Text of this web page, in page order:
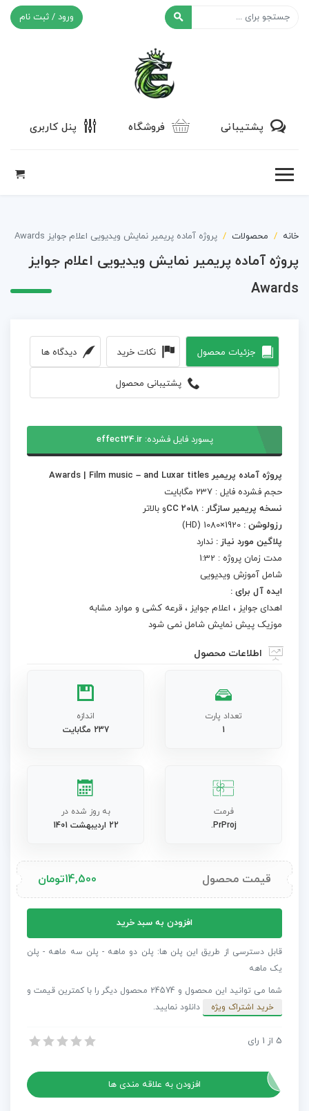
ورود / ثبت نام
پشتیبانی فروشگاه پنل کاربری
خانه محصولات پروژه آماده پریمیر نمایش ویدیویی اعلام جوایز Awards
پروژه آماده پریمیر نمایش ویدیویی اعلام جوایز
Awards
جزئیات محصول نکات خرید دیدگاه ها
پشتیبانی محصول
پسورد فایل فشرده:effect24.ir
پروژه آماده پریمیر Awards | Film music – and Luxar titles
حجم فشرده فایل : 237 مگابایت
نسخه پریمیر سازگار : CC 2018
و بالاتر
رزولوشن :
پلاگین مورد نیاز : ندارد
مدت زمان پروژه : 1:32
شامل آموزش ویدیویی
ایده آل برای :
اهدای جوایز ، اعلام جوایز ، قرعه کشی و موارد مشابه
موزیک پیش نمایش شامل نمی شود
اطلاعات محصول
تعداد پارت
1
اندازه
237 مگابایت
فرمت
PrProj.
به روز شده در
22 اردیبهشت 1401
قیمت محصول 14,500تومان
پریمیر
نمایش
جوایز
عدد
افزودن به سبد خرید
قابل دسترسی از طریق این پلن ها: پلن دو ماهه - پلن سه ماهه - پلن
یک ماهه
شما می توانید این محصول و 24574 محصول دیگر را با کمترین قیمت و
خرید اشتراک ویژه
دانلود نمایید.
پروژه آماده پریمیر نمایش ویدیویی اعلام جوایز Awards
5 از 1 رای
افزودن به علاقه مندی ها